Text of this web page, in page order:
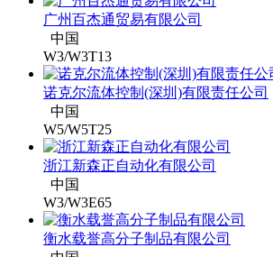
广州百杰通贸易有限公司
中国
W3/W3T13
诺克尔流体控制(深圳)有限责任公司
中国
W5/W5T25
浙江新森正自动化有限公司
中国
W3/W3E65
衡水载誉高分子制品有限公司